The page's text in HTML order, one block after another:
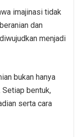
imajinasi tidak
dan
menjadi
bukan hanya
bentuk,
serta cara